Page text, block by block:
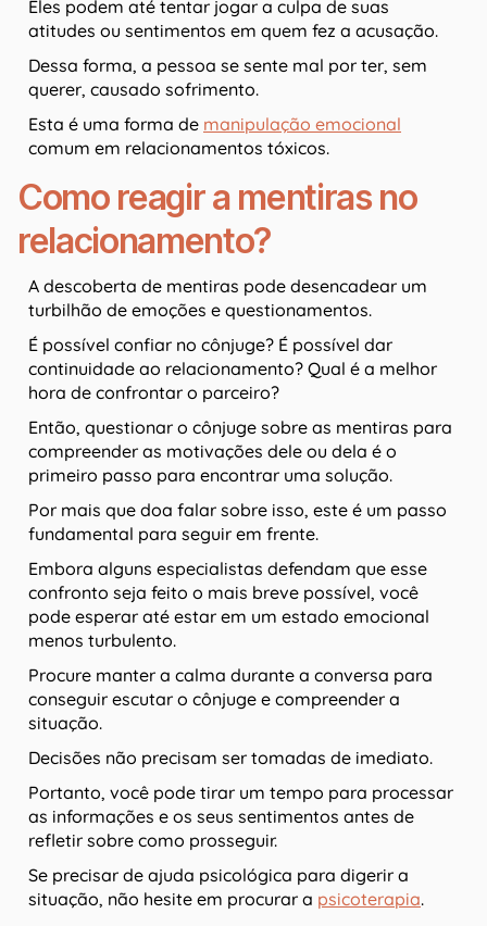
Eles podem até tentar jogar a culpa de suas
atitudes ou sentimentos em quem fez a acusação.
Dessa forma, a pessoa se sente mal por ter, sem
querer, causado sofrimento.
Esta é uma forma de manipulação emocional
comum em relacionamentos tóxicos.
Como reagir a mentiras no
relacionamento?
A descoberta de mentiras pode desencadear um
turbilhão de emoções e questionamentos.
É possível confiar no cônjuge? É possível dar
continuidade ao relacionamento? Qual é a melhor
hora de confrontar o parceiro?
Então, questionar o cônjuge sobre as mentiras para
compreender as motivações dele ou dela é o
primeiro passo para encontrar uma solução.
Por mais que doa falar sobre isso, este é um passo
fundamental para seguir em frente.
Embora alguns especialistas defendam que esse
confronto seja feito o mais breve possível, você
pode esperar até estar em um estado emocional
menos turbulento.
Procure manter a calma durante a conversa para
conseguir escutar o cônjuge e compreender a
situação.
Decisões não precisam ser tomadas de imediato.
Portanto, você pode tirar um tempo para processar
as informações e os seus sentimentos antes de
refletir sobre como prosseguir.
Se precisar de ajuda psicológica para digerir a
situação, não hesite em procurar a psicoterapia.